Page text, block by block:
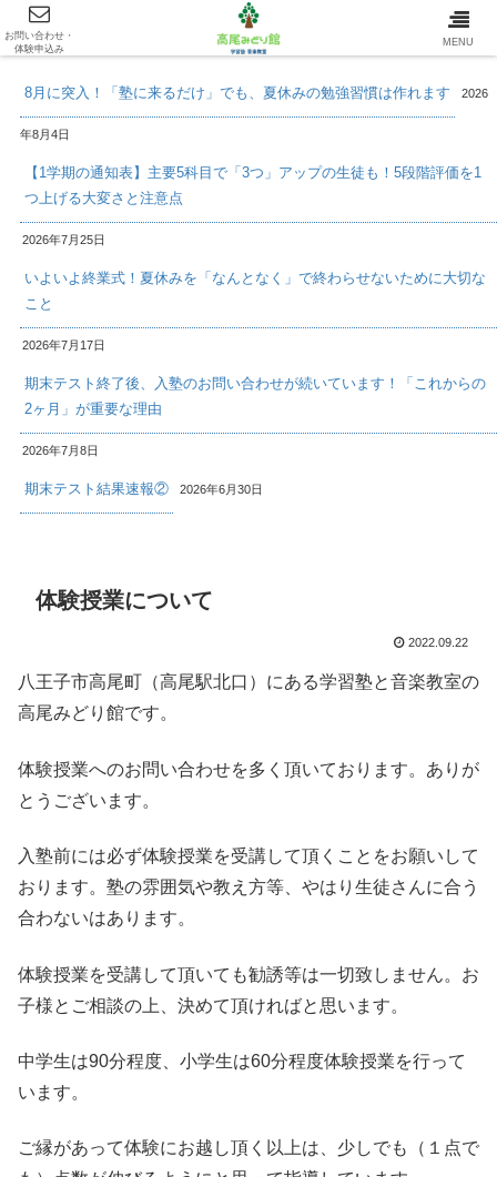
最新情報/INFOMATION
8月に突入！「塾に来るだけ」でも、夏休みの勉強習慣は作れます 2026
年8月4日
【1学期の通知表】主要5科目で「3つ」アップの生徒も！5段階評価を1
つ上げる大変さと注意点
2026年7月25日
いよいよ終業式！夏休みを「なんとなく」で終わらせないために大切な
こと
2026年7月17日
期末テスト終了後、入塾のお問い合わせが続いています！「これからの
2ヶ月」が重要な理由
2026年7月8日
期末テスト結果速報② 2026年6月30日
体験授業について
2022.09.22
八王子市高尾町（高尾駅北口）にある学習塾と音楽教室の
高尾みどり館です。
体験授業へのお問い合わせを多く頂いております。ありが
とうございます。
入塾前には必ず体験授業を受講して頂くことをお願いして
おります。塾の雰囲気や教え方等、やはり生徒さんに合う
合わないはあります。
体験授業を受講して頂いても勧誘等は一切致しません。お
子様とご相談の上、決めて頂ければと思います。
中学生は90分程度、小学生は60分程度体験授業を行って
います。
ご縁があって体験にお越し頂く以上は、少しでも（１点で
お問い合わせ・
体験申込み
MENU